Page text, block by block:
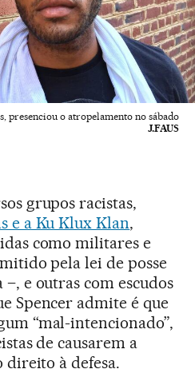
presenciou o atropelamento no sábado
J.FAUS
grupos racistas,
e a Ku Klux Klan,
como militares e
pela lei de posse
e outras com escudos
Spencer admite é que
“mal-intencionado”,
de causarem a
direito à defesa.